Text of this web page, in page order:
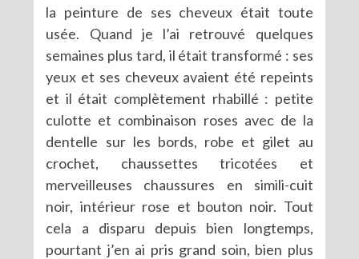
la peinture de ses cheveux était toute
usée. Quand je l’ai retrouvé quelques
semaines plus tard, il était transformé : ses
yeux et ses cheveux avaient été repeints
et il était complètement rhabillé : petite
culotte et combinaison roses avec de la
dentelle sur les bords, robe et gilet au
crochet, chaussettes tricotées et
merveilleuses chaussures en simili-cuit
noir, intérieur rose et bouton noir. Tout
cela a disparu depuis bien longtemps,
pourtant j’en ai pris grand soin, bien plus